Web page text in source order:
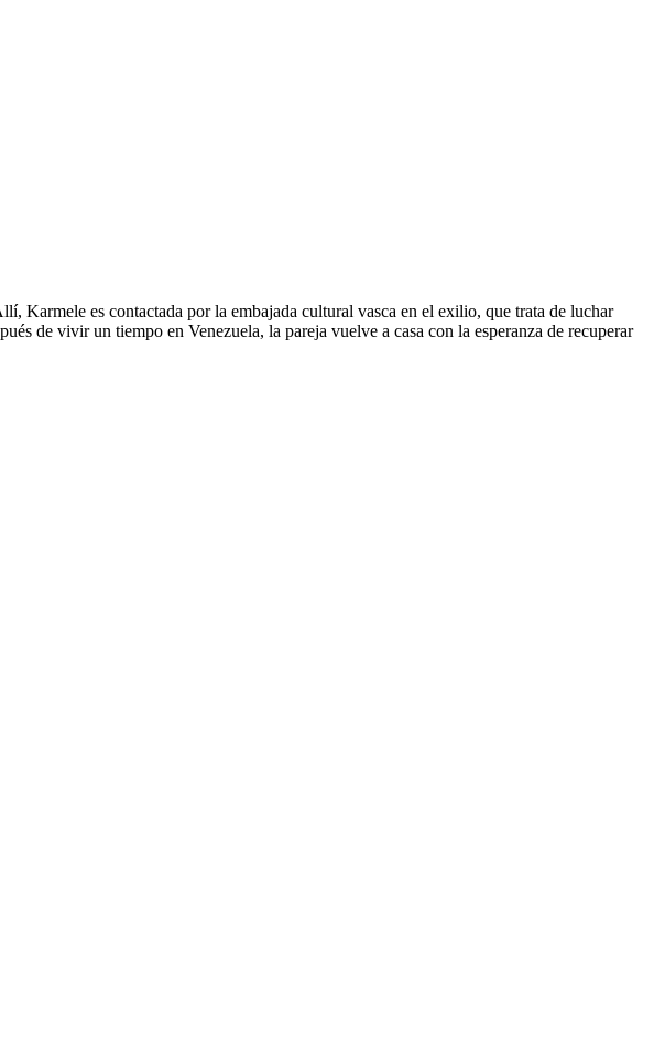
Karmele es contactada por la embajada cultural vasca en el exilio, que trata de luchar
de vivir un tiempo en Venezuela, la pareja vuelve a casa con la esperanza de recuperar